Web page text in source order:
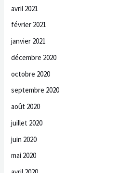
avril 2021
février 2021
janvier 2021
décembre 2020
octobre 2020
septembre 2020
août 2020
juillet 2020
juin 2020
mai 2020